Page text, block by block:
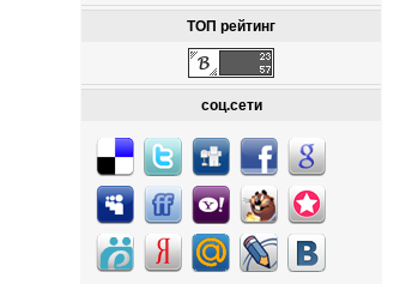
ТОП рейтинг
соц.сети